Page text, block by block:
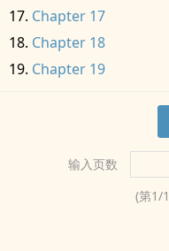
Chapter 17
Chapter 18
Chapter 19
输入页数
(第1/1